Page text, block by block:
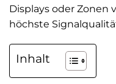
Displays oder Zonen
höchste
Inhalt